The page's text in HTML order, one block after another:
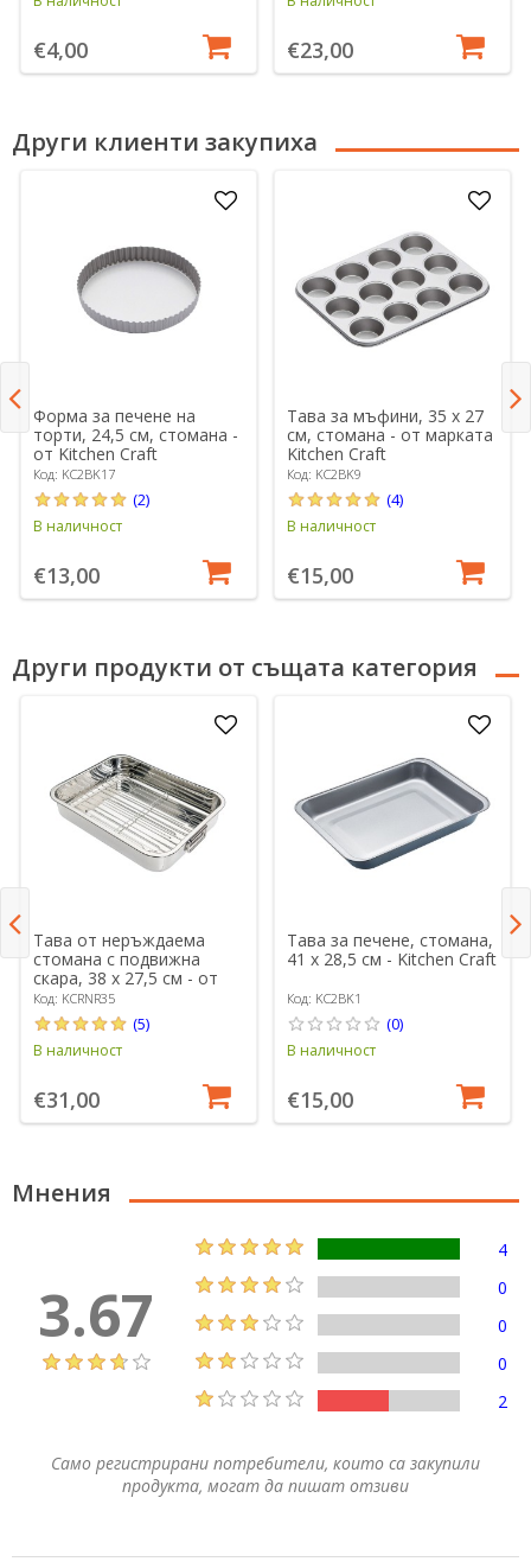
€4,00 €23,00
Други клиенти закупиха
Форма за печене на
торти, 24,5 см, стомана -
от Kitchen Craft
Код: KC2BK17
(2)
В наличност
€13,00
Тава за мъфини, 35 х 27
см, стомана - от марката
Kitchen Craft
Код: KC2BK9
(4)
В наличност
€15,00
Други продукти от същата категория
Тава от неръждаема
стомана с подвижна
скара, 38 x 27,5 см - от
Kitchen Craft
Код: KCRNR35
(5)
В наличност
€31,00
Тава за печене, стомана,
41 х 28,5 см - Kitchen Craft
Код: KC2BK1
(0)
В наличност
€15,00
Мнения
3.67
4
0
0
0
2
Само регистрирани потребители, които са закупили
продукта, могат да пишат отзиви